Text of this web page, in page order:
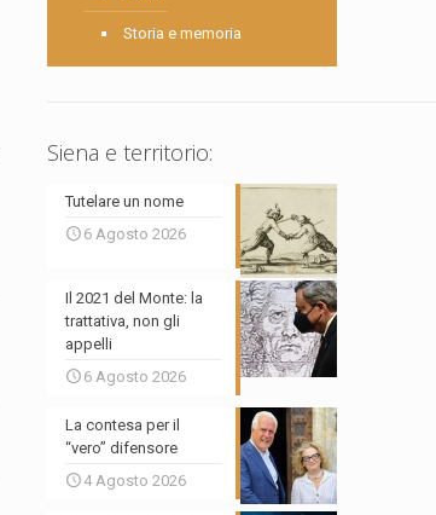
Storia e memoria
Siena e territorio:
Tutelare un nome
6 Agosto 2026
Il 2021 del Monte: la
trattativa, non gli
appelli
6 Agosto 2026
La contesa per il
“vero” difensore
4 Agosto 2026